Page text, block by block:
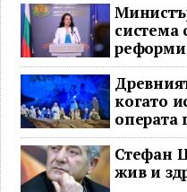
система
реформи
когато
операта
Стефан
жив и